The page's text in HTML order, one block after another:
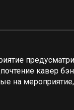
кавер
на